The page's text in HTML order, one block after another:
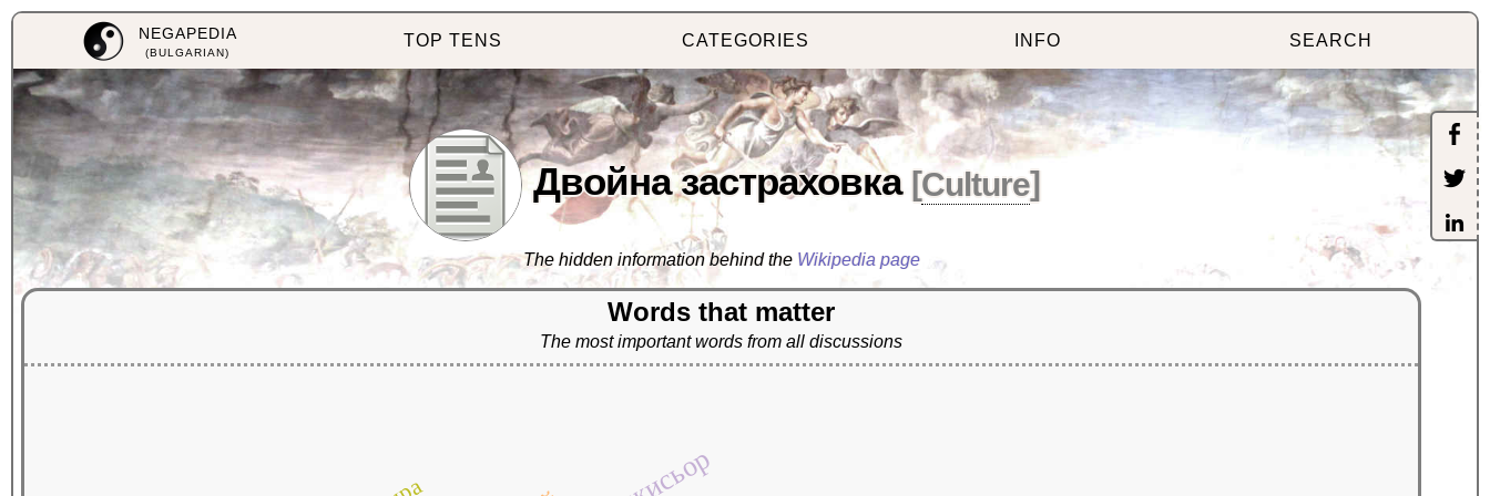
NEGAPEDIA
(BULGARIAN)
TOP TENS CATEGORIES INFO SEARCH
Двойна застраховка [Culture]
The hidden information behind the Wikipedia page
Words that matter
The most important words from all discussions